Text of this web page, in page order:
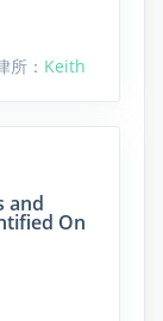
所： Keith
and
On